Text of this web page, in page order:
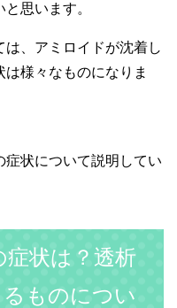
思います。
、アミロイドが沈着し
様々なものになりま
症状について説明してい
状は？透析
ものについ